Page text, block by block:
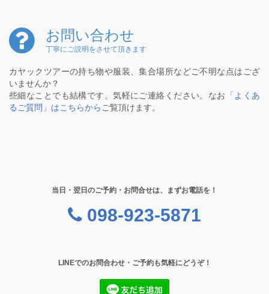
お問い合わせ
丁寧にご説明をさせて頂きます
カヤックツアーの持ち物や服装、集合場所などご不明な点はござ
いませんか？
些細なことでも結構です。気軽にご連絡ください。なお
「よくあ
るご質問」はこちらから ご覧頂けます。
当日・翌日のご予約・お問合せは、まずお電話を！
098-923-5871
LINEでのお問合わせ・ご予約も気軽にどうぞ！